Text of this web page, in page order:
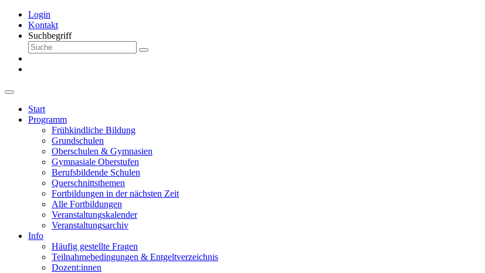
Login
Kontakt
Suchbegriff
Start
Programm
Frühkindliche Bildung
Grundschulen
Oberschulen & Gymnasien
Gymnasiale Oberstufen
Berufsbildende Schulen
Querschnittsthemen
Fortbildungen in der nächsten Zeit
Alle Fortbildungen
Veranstaltungskalender
Veranstaltungsarchiv
Info
Häufig gestellte Fragen
Teilnahmebedingungen & Entgeltverzeichnis
Dozent:innen